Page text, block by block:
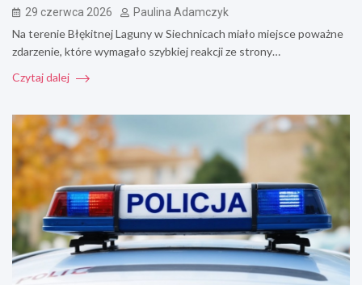
29 czerwca 2026 Paulina Adamczyk
Na terenie Błękitnej Laguny w Siechnicach miało miejsce poważne
zdarzenie, które wymagało szybkiej reakcji ze strony…
Czytaj dalej